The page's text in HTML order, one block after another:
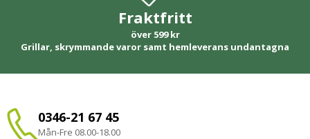
Fraktfritt
över 599 kr
Grillar, skrymmande varor samt hemleverans undantagna
0346-21 67 45
Mån-Fre 08.00-18.00